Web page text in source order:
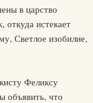
в царство
откуда истекает
Светлое изобилие,
Феликсу
объявить, что